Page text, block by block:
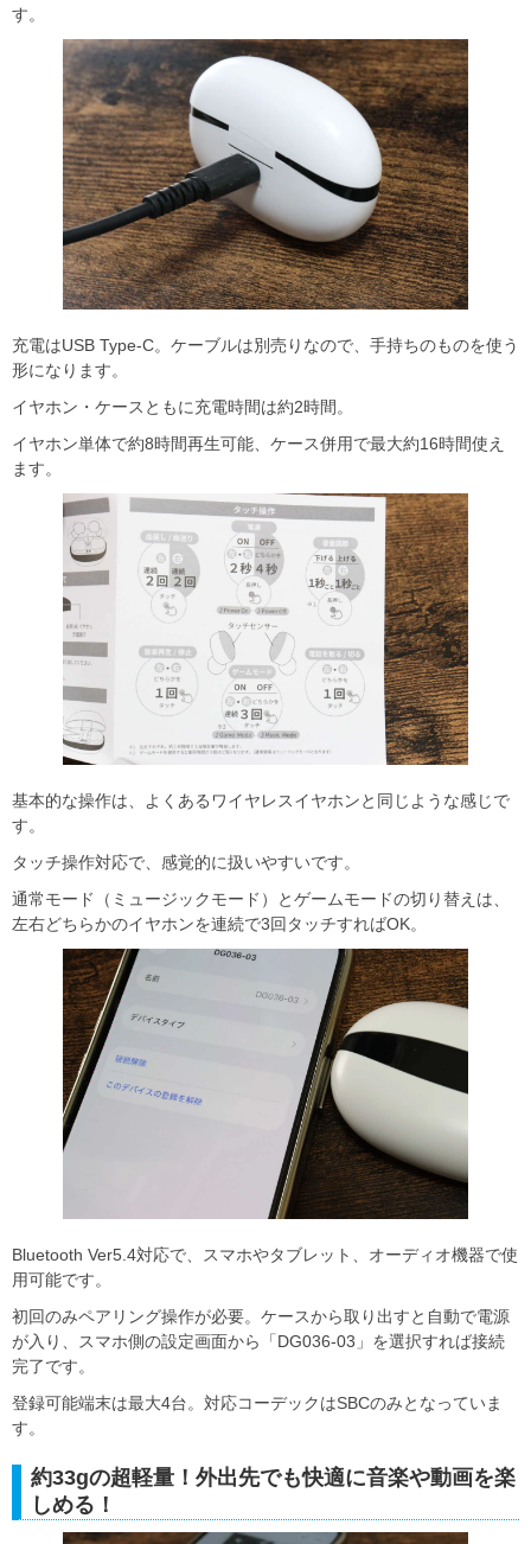
す。
充電はUSB Type-C。ケーブルは別売りなので、手持ちのものを使う
形になります。
イヤホン・ケースともに充電時間は約2時間。
イヤホン単体で約8時間再生可能、ケース併用で最大約16時間使え
ます。
基本的な操作は、よくあるワイヤレスイヤホンと同じような感じで
す。
タッチ操作対応で、感覚的に扱いやすいです。
通常モード（ミュージックモード）とゲームモードの切り替えは、
左右どちらかのイヤホンを連続で3回タッチすればOK。
Bluetooth Ver5.4対応で、スマホやタブレット、オーディオ機器で使
用可能です。
初回のみペアリング操作が必要。ケースから取り出すと自動で電源
が入り、スマホ側の設定画面から「DG036-03」を選択すれば接続
完了です。
登録可能端末は最大4台。対応コーデックはSBCのみとなっていま
す。
約33gの超軽量！外出先でも快適に音楽や動画を楽
しめる！